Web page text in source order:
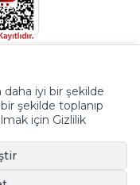
iyi bir şekilde
şekilde toplanıp
için Gizlilik